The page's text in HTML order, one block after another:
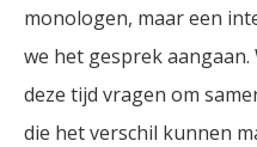
monologen, maar een
we het gesprek
deze tijd vragen om
die het verschil kunnen